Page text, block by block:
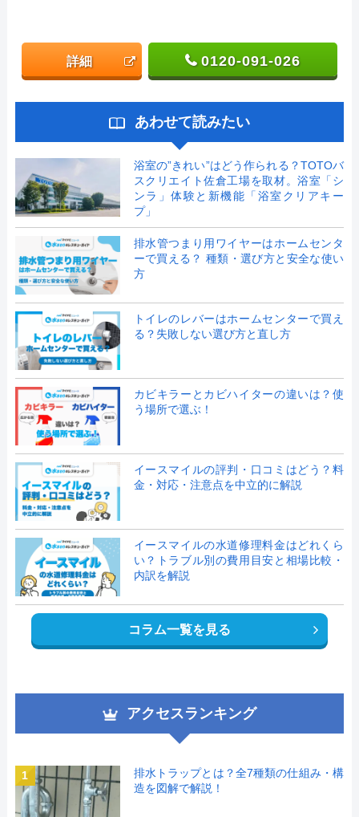
詳細 0120-091-026
あわせて読みたい
浴室の”きれい”はどう作られる？TOTOバ
スクリエイト佐倉工場を取材。浴室「シ
ンラ」体験と新機能「浴室クリアキー
プ」
排水管つまり用ワイヤーはホームセンタ
ーで買える？ 種類・選び方と安全な使い
方
トイレのレバーはホームセンターで買え
る？失敗しない選び方と直し方
カビキラーとカビハイターの違いは？使
う場所で選ぶ！
イースマイルの評判・口コミはどう？料
金・対応・注意点を中立的に解説
イースマイルの水道修理料金はどれくら
い？トラブル別の費用目安と相場比較・
内訳を解説
コラム一覧を見る
アクセスランキング
1
排水トラップとは？全7種類の仕組み・構
造を図解で解説！